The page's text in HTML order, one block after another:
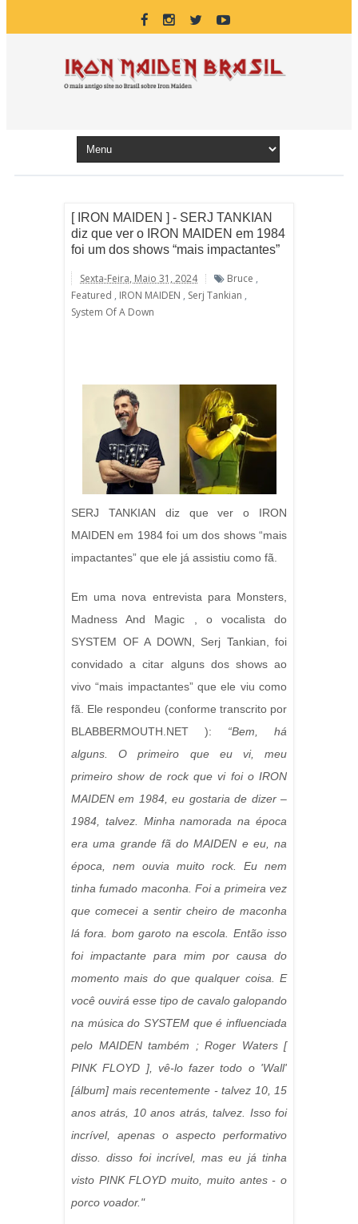
[ IRON MAIDEN ] - SERJ TANKIAN
diz que ver o IRON MAIDEN em 1984
foi um dos shows “mais impactantes”
Sexta-Feira, Maio 31, 2024 Bruce ,
Featured , IRON MAIDEN , Serj Tankian ,
System Of A Down
SERJ TANKIAN diz que ver o IRON
MAIDEN em 1984 foi um dos shows “mais
impactantes” que ele já assistiu como fã.
Em uma nova entrevista para Monsters,
Madness And Magic , o vocalista do
SYSTEM OF A DOWN, Serj Tankian, foi
convidado a citar alguns dos shows ao
vivo “mais impactantes” que ele viu como
fã. Ele respondeu (conforme transcrito por
BLABBERMOUTH.NET ): “Bem, há
alguns. O primeiro que eu vi, meu
primeiro show de rock que vi foi o IRON
MAIDEN em 1984, eu gostaria de dizer –
1984, talvez. Minha namorada na época
era uma grande fã do MAIDEN e eu, na
época, nem ouvia muito rock. Eu nem
tinha fumado maconha. Foi a primeira vez
que comecei a sentir cheiro de maconha
lá fora. bom garoto na escola. Então isso
foi impactante para mim por causa do
momento mais do que qualquer coisa. E
você ouvirá esse tipo de cavalo galopando
na música do SYSTEM que é influenciada
pelo MAIDEN também ; Roger Waters [
PINK FLOYD ], vê-lo fazer todo o 'Wall'
[álbum] mais recentemente - talvez 10, 15
anos atrás, 10 anos atrás, talvez. Isso foi
incrível, apenas o aspecto performativo
disso. disso foi incrível, mas eu já tinha
visto PINK FLOYD muito, muito antes - o
porco voador."